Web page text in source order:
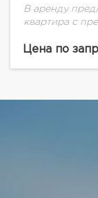
В аренду
квартира с
зелёный двор
Цена по